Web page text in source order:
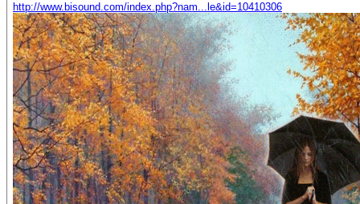
http://www.bisound.com/index.php?nam...le&id=10410306